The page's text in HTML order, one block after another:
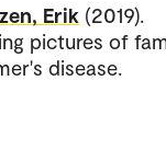
Erik (2019).
pictures of
disease.